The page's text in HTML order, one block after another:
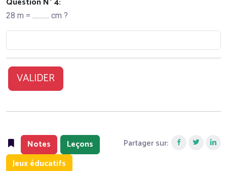
28 m = ........... cm ?
VALIDER
Notes
Leçons
Jeux éducatifs
Partager sur: